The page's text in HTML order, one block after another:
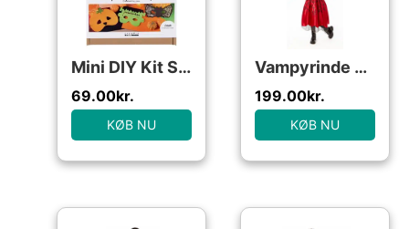
Mini DIY Kit Spooky Udklædning, Masker
69.00kr.
KØB NU
Vampyrinde Deluxe børne kostume til halloween
199.00kr.
KØB NU